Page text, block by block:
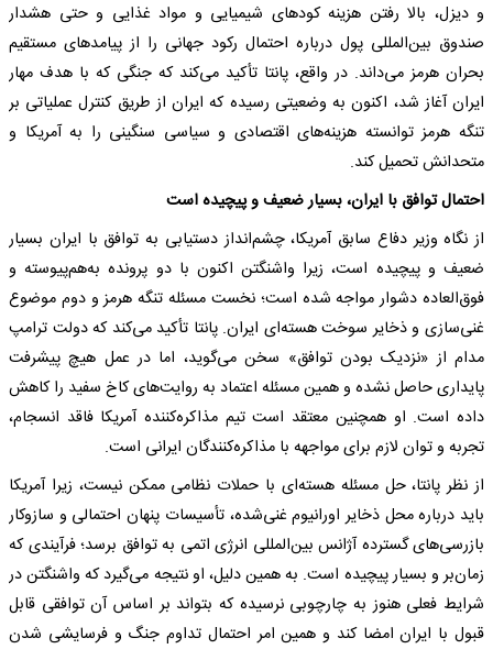
و دیزل، بالا رفتن هزینه کودهای شیمیایی و مواد غذایی و حتی هشدار
صندوق بین‌المللی پول درباره احتمال رکود جهانی را از پیامدهای مستقیم
بحران هرمز می‌داند. در واقع، پانتا تأکید می‌کند که جنگی که با هدف مهار
ایران آغاز شد، اکنون به وضعیتی رسیده که ایران از طریق کنترل عملیاتی بر
تنگه هرمز توانسته هزینه‌های اقتصادی و سیاسی سنگینی را به آمریکا و
متحدانش تحمیل کند.
احتمال توافق با ایران، بسیار ضعیف و پیچیده است
از نگاه وزیر دفاع سابق آمریکا، چشم‌انداز دستیابی به توافق با ایران بسیار
ضعیف و پیچیده است، زیرا واشنگتن اکنون با دو پرونده به‌هم‌پیوسته و
فوق‌العاده دشوار مواجه شده است؛ نخست مسئله تنگه هرمز و دوم موضوع
غنی‌سازی و ذخایر سوخت هسته‌ای ایران. پانتا تأکید می‌کند که دولت ترامپ
مدام از «نزدیک بودن توافق» سخن می‌گوید، اما در عمل هیچ پیشرفت
پایداری حاصل نشده و همین مسئله اعتماد به روایت‌های کاخ سفید را کاهش
داده است. او همچنین معتقد است تیم مذاکره‌کننده آمریکا فاقد انسجام،
تجربه و توان لازم برای مواجهه با مذاکره‌کنندگان ایرانی است.
از نظر پانتا، حل مسئله هسته‌ای با حملات نظامی ممکن نیست، زیرا آمریکا
باید درباره محل ذخایر اورانیوم غنی‌شده، تأسیسات پنهان احتمالی و سازوکار
بازرسی‌های گسترده آژانس بین‌المللی انرژی اتمی به توافق برسد؛ فرآیندی که
زمان‌بر و بسیار پیچیده است. به همین دلیل، او نتیجه می‌گیرد که واشنگتن در
شرایط فعلی هنوز به چارچوبی نرسیده که بتواند بر اساس آن توافقی قابل
قبول با ایران امضا کند و همین امر احتمال تداوم جنگ و فرسایشی شدن